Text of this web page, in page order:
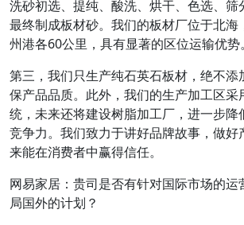
洗砂初选、提纯、酸洗、烘干、色选、筛
最终制成板材砂。我们的板材厂位于北海
州港各60公里，具有显著的区位运输优势。
第三，我们只生产纯石英石板材，绝不添
保产品品质。此外，我们的生产加工区采
统，未来还将建设树脂加工厂，进一步降
竞争力。我们致力于讲好品牌故事，做好
来能在消费者中赢得信任。
网易家居：贵司是否有针对国际市场的运
局国外的计划？